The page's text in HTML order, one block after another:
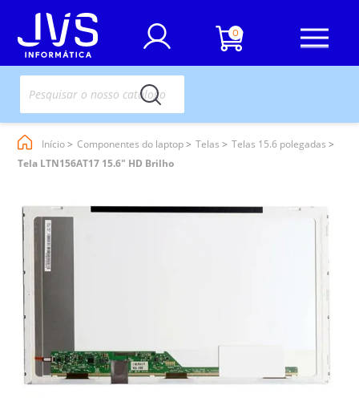
0
Início Componentes do laptop Telas
Telas 15.6 polegadas
Tela LTN156AT17 15.6" HD Brilho